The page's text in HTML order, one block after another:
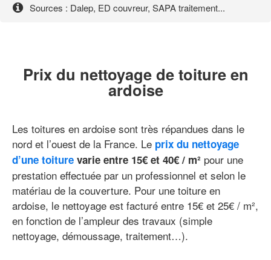
Sources : Dalep, ED couvreur, SAPA traitement...
Prix du nettoyage de toiture en
ardoise
Les toitures en ardoise sont très répandues dans le
nord et l’ouest de la France. Le prix du nettoyage
d’une toiture varie entre 15€ et 40€ / m² pour une
prestation effectuée par un professionnel et selon le
matériau de la couverture. Pour une toiture en
ardoise, le nettoyage est facturé entre 15€ et 25€ / m²,
en fonction de l’ampleur des travaux (simple
nettoyage, démoussage, traitement…).